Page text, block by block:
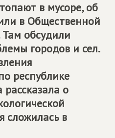
в мусоре, об
в Общественной
Там обсудили
городов и сел.
республике
о
сложилась в